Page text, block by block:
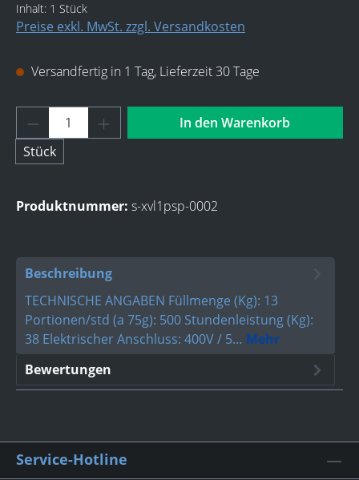
Inhalt: 1 Stück
Preise exkl. MwSt. zzgl. Versandkosten
Versandfertig in 1 Tag, Lieferzeit 30 Tage
Produkt Anzahl: Gib den gewünschten
Stück
In den Warenkorb
Produktnummer: s-xvl1psp-0002
Beschreibung
TECHNISCHE ANGABEN Füllmenge (Kg): 13
Portionen/std (a 75g): 500 Stundenleistung (Kg):
38 Elektrischer Anschluss: 400V / 5… Mehr
Bewertungen
Service-Hotline